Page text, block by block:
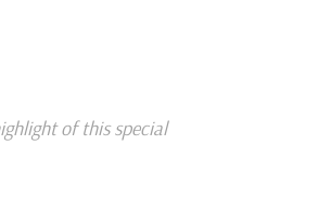
of this special